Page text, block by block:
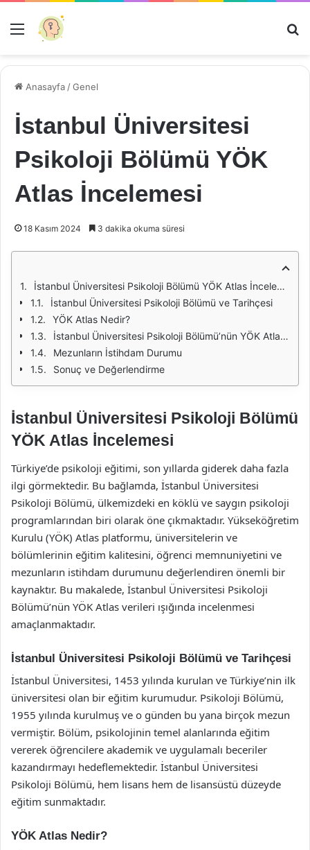
Menü
Anasayfa /Genel
İstanbul Üniversitesi
Psikoloji Bölümü YÖK
Atlas İncelemesi
18 Kasım 2024 3 dakika okuma süresi
İstanbul Üniversitesi Psikoloji Bölümü YÖK Atlas İncelemesi
İstanbul Üniversitesi Psikoloji Bölümü ve Tarihçesi
YÖK Atlas Nedir?
İstanbul Üniversitesi Psikoloji Bölümü’nün YÖK Atlas Verileri
Mezunların İstihdam Durumu
Sonuç ve Değerlendirme
İstanbul Üniversitesi Psikoloji Bölümü
YÖK Atlas İncelemesi
Türkiye’de psikoloji eğitimi, son yıllarda giderek daha fazla
ilgi görmektedir. Bu bağlamda, İstanbul Üniversitesi
Psikoloji Bölümü, ülkemizdeki en köklü ve saygın psikoloji
programlarından biri olarak öne çıkmaktadır. Yükseköğretim
Kurulu (YÖK) Atlas platformu, üniversitelerin ve
bölümlerinin eğitim kalitesini, öğrenci memnuniyetini ve
mezunların istihdam durumunu değerlendiren önemli bir
kaynaktır. Bu makalede, İstanbul Üniversitesi Psikoloji
Bölümü’nün YÖK Atlas verileri ışığında incelenmesi
amaçlanmaktadır.
İstanbul Üniversitesi Psikoloji Bölümü ve Tarihçesi
İstanbul Üniversitesi, 1453 yılında kurulan ve Türkiye’nin ilk
üniversitesi olan bir eğitim kurumudur. Psikoloji Bölümü,
1955 yılında kurulmuş ve o günden bu yana birçok mezun
vermiştir. Bölüm, psikolojinin temel alanlarında eğitim
vererek öğrencilere akademik ve uygulamalı beceriler
kazandırmayı hedeflemektedir. İstanbul Üniversitesi
Psikoloji Bölümü, hem lisans hem de lisansüstü düzeyde
eğitim sunmaktadır.
YÖK Atlas Nedir?